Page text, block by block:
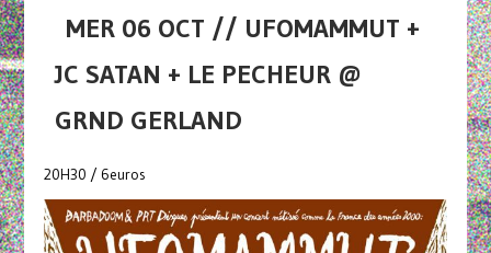
MER 06 OCT // UFOMAMMUT +
JC SATAN + LE PECHEUR @
GRND GERLAND
20H30 / 6euros